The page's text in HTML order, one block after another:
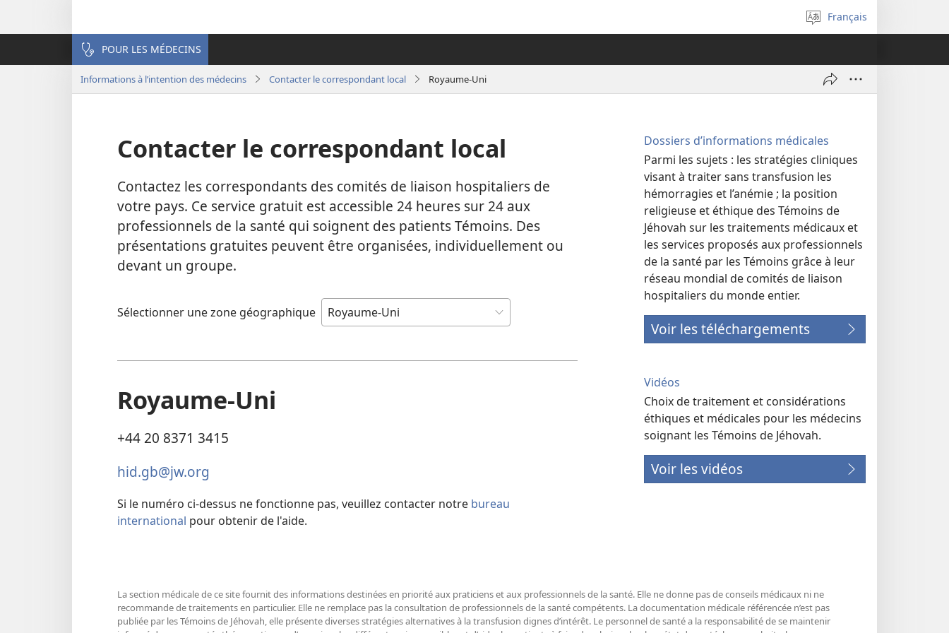
Sélectionner
la
Français
POUR LES MÉDECINS
Informations à l’intention des médecins Contacter le correspondant local Royaume-Uni
Contacter le correspondant local
Contactez les correspondants des comités de liaison hospitaliers de
votre pays. Ce service gratuit est accessible 24 heures sur 24 aux
professionnels de la santé qui soignent des patients Témoins. Des
présentations gratuites peuvent être organisées, individuellement ou
devant un groupe.
Sélectionner une zone géographique
Royaume-Uni
+44 20 8371 3415
hid.gb@jw.org
Si le numéro ci-dessus ne fonctionne pas, veuillez contacter notre bureau
international pour obtenir de l'aide.
Dossiers d’informations médicales
Parmi les sujets : les stratégies cliniques
visant à traiter sans transfusion les
hémorragies et l’anémie ; la position
religieuse et éthique des Témoins de
Jéhovah sur les traitements médicaux et
les services proposés aux professionnels
de la santé par les Témoins grâce à leur
réseau mondial de comités de liaison
hospitaliers du monde entier.
Voir les téléchargements
Vidéos
Choix de traitement et considérations
éthiques et médicales pour les médecins
soignant les Témoins de Jéhovah.
Voir les vidéos
La section médicale de ce site fournit des informations destinées en priorité aux praticiens et aux professionnels de la santé. Elle ne donne pas de conseils médicaux ni ne
recommande de traitements en particulier. Elle ne remplace pas la consultation de professionnels de la santé compétents. La documentation médicale référencée n’est pas
publiée par les Témoins de Jéhovah, elle présente diverses stratégies alternatives à la transfusion dignes d’intérêt. Le personnel de santé a la responsabilité de se maintenir